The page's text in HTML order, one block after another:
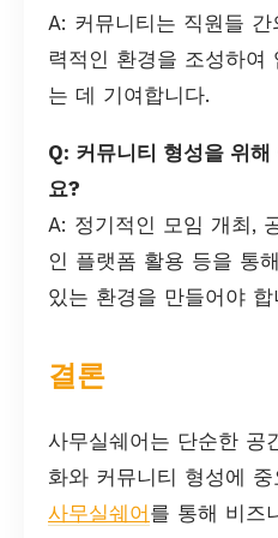
A: 커뮤니티는 직원들
력적인 환경을 조성하여
는 데 기여합니다.
Q: 커뮤니티 형성을 위
요?
A: 정기적인 모임 개최,
인 플랫폼 활용 등을 통
있는 환경을 만들어야 합
결론
사무실쉐어는 단순한 공
화와 커뮤니티 형성에
사무실쉐어를 통해 비즈